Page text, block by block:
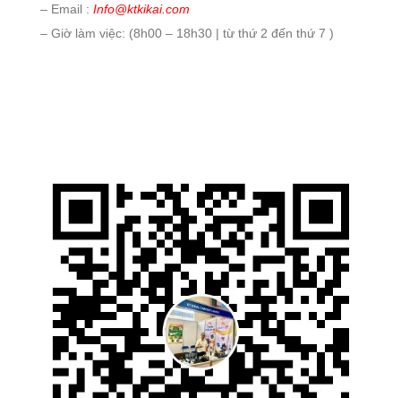
– Email : Info@ktkikai.com
– Giờ làm việc: (8h00 – 18h30 | từ thứ 2 đến thứ 7 )